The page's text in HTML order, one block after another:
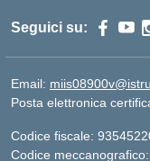
Seguici su:
Email:
Posta elettronica
Codice fiscale:
Codice meccanografico: